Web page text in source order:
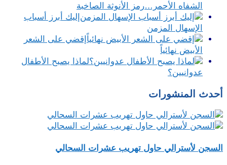
الشفاه الأحمر…رمز الأنوثة الصاخبة
إليك أبرز أسباب
الإسهال المزمن
إقضي على الشعر
الأبيض نهائياً
لماذا يصبح الأطفال
عدوانيين؟
أحدث المنشورات
السجن لأسترالي حاول تهريب عشرات السحالي